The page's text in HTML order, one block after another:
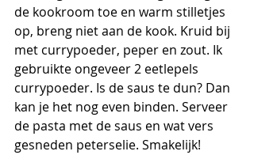
de kookroom toe en warm stilletjes
op, breng niet aan de kook. Kruid bij
met currypoeder, peper en zout. Ik
gebruikte ongeveer 2 eetlepels
currypoeder. Is de saus te dun? Dan
kan je het nog even binden. Serveer
de pasta met de saus en wat vers
gesneden peterselie. Smakelijk!